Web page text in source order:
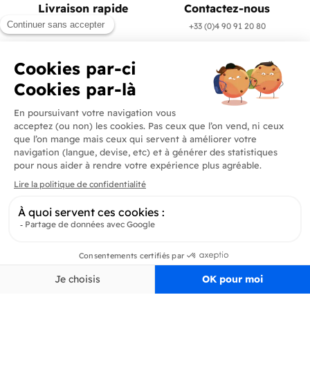
Livraison rapide
en 24/72h
Contactez-nous
+33 (0)4 90 91 20 80